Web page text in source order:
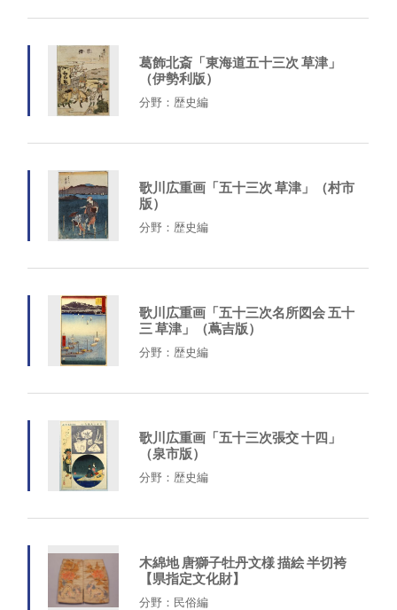
葛飾北斎「東海道五十三次 草津」
（伊勢利版）
分野：歴史編
歌川広重画「五十三次 草津」（村市
版）
分野：歴史編
歌川広重画「五十三次名所図会 五十
三 草津」（蔦吉版）
分野：歴史編
歌川広重画「五十三次張交 十四」
（泉市版）
分野：歴史編
木綿地 唐獅子牡丹文様 描絵 半切袴
【県指定文化財】
分野：民俗編